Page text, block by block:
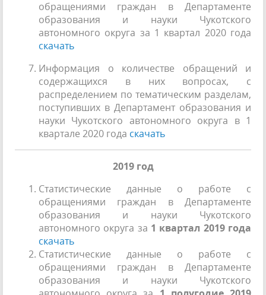
обращениями граждан в Департаменте
образования и науки Чукотского
автономного округа за 1 квартал 2020 года
скачать
Информация о количестве обращений и
содержащихся в них вопросах, с
распределением по тематическим разделам,
поступивших в Департамент образования и
науки Чукотского автономного округа в 1
квартале 2020 года скачать
2019 год
Статистические данные о работе с
обращениями граждан в Департаменте
образования и науки Чукотского
автономного округа за 1 квартал 2019года
скачать
Статистические данные о работе с
обращениями граждан в Департаменте
образования и науки Чукотского